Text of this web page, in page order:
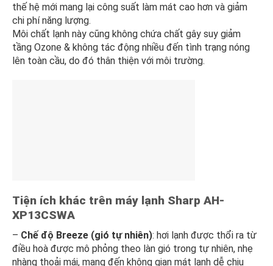
thế hệ mới mang lại công suất làm mát cao hơn và giảm
chi phí năng lượng.
Môi chất lạnh này cũng không chứa chất gây suy giảm
tầng Ozone & không tác động nhiều đến tình trạng nóng
lên toàn cầu, do đó thân thiện với môi trường.
Tiện ích khác trên máy lạnh Sharp AH-
XP13CSWA
– Chế độ Breeze (gió tự nhiên): hơi lạnh được thổi ra từ
điều hoà được mô phỏng theo làn gió trong tự nhiên, nhẹ
nhàng thoải mái, mang đến không gian mát lạnh dễ chịu